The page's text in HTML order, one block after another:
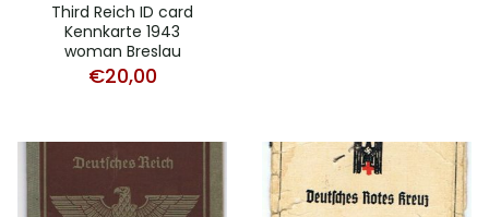
Third Reich ID card
Kennkarte 1943
woman Breslau
€20,00